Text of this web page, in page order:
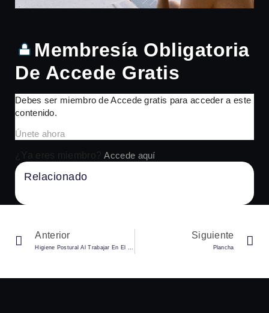
Membresía Obligatoria
De Accede Gratis
Debes ser miembro de Accede gratis para acceder a este
contenido.
Únete ahora
¿Ya eres miembro?Accede aquí
Relacionado
Anterior Siguiente
Plancha